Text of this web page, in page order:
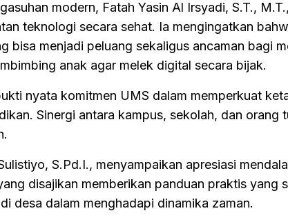
modern, Fatah Yasin Al Irsyadi, S.T.,
teknologi secara sehat. Ia mengingatkan
bisa menjadi peluang sekaligus ancaman bagi
anak agar melek digital secara bijak.
nyata komitmen UMS dalam memperkuat
Sinergi antara kampus, sekolah, dan orang
S.Pd.I., menyampaikan apresiasi
disajikan memberikan panduan praktis yang
desa dalam menghadapi dinamika zaman.